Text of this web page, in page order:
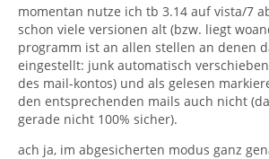
momentan nutze ich tb 3.14 auf vista/7
schon viele versionen alt (bzw. liegt
programm ist an allen stellen an denen
eingestellt: junk automatisch
des mail-kontos) und als gelesen
den entsprechenden mails auch nicht
gerade nicht 100% sicher).
ach ja, im abgesicherten modus ganz